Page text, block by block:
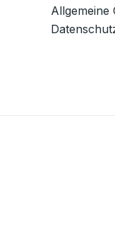
Allgemeine